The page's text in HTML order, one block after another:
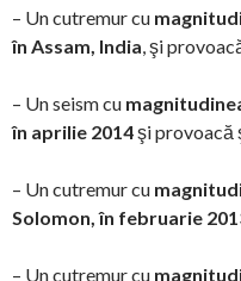
– Un cutremur cu
în Assam, India, şi
– Un seism cu
în aprilie 2014şi provoacă
– Un cutremur cu
Solomon, în februarie
– Un cutremur cu